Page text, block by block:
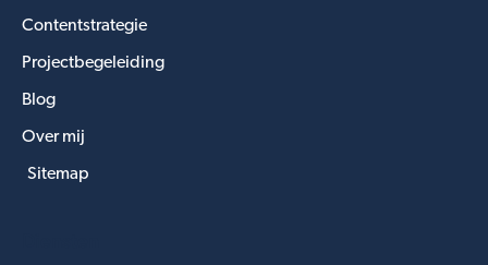
Contentstrategie
Projectbegeleiding
Blog
Over mij
Sitemap